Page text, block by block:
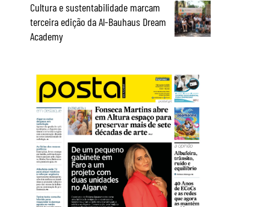
Cultura e sustentabilidade marcam
terceira edição da Al-Bauhaus Dream
Academy